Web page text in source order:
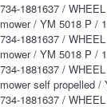
734-1881637 /
mower / YM 5018 P /
734-1881637 /
mower / YM 5018 P /
734-1881637 /
mower self propelled
734-1881637 /